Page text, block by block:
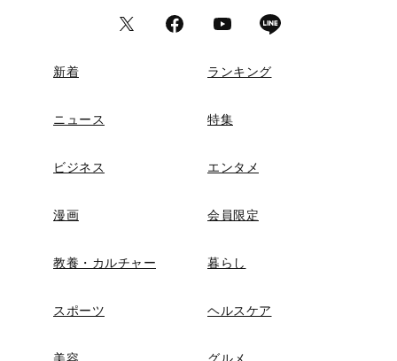
新着 ランキング
ニュース 特集
ビジネス エンタメ
漫画 会員限定
教養・カルチャー 暮らし
スポーツ ヘルスケア